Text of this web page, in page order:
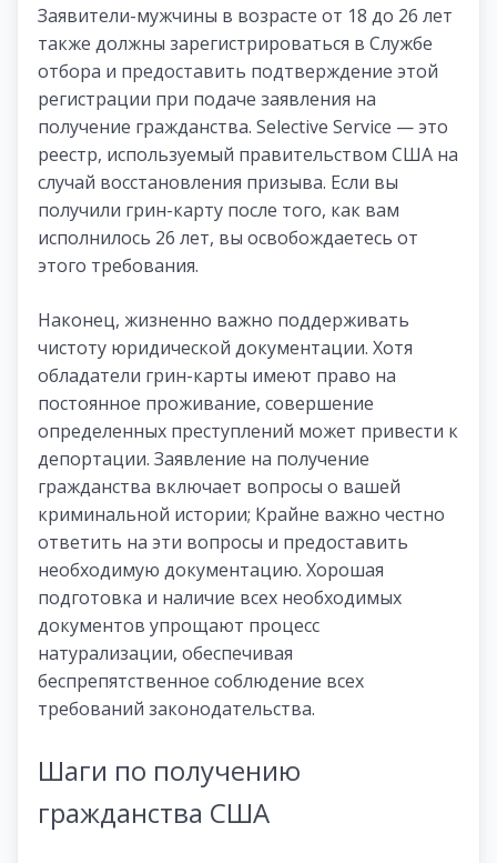
Заявители-мужчины в возрасте от 18 до 26 лет
также должны зарегистрироваться в Службе
отбора и предоставить подтверждение этой
регистрации при подаче заявления на
получение гражданства. Selective Service — это
реестр, используемый правительством США на
случай восстановления призыва. Если вы
получили грин-карту после того, как вам
исполнилось 26 лет, вы освобождаетесь от
этого требования.
Наконец, жизненно важно поддерживать
чистоту юридической документации. Хотя
обладатели грин-карты имеют право на
постоянное проживание, совершение
определенных преступлений может привести к
депортации. Заявление на получение
гражданства включает вопросы о вашей
криминальной истории; Крайне важно честно
ответить на эти вопросы и предоставить
необходимую документацию. Хорошая
подготовка и наличие всех необходимых
документов упрощают процесс
натурализации, обеспечивая
беспрепятственное соблюдение всех
требований законодательства.
Шаги по получению
гражданства США